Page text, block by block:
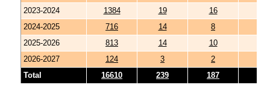
2023-2024
1384 19 16
2024-2025
716 14 8
2025-2026
813 14 10
2026-2027
124 3 2
Total
16610 239 187